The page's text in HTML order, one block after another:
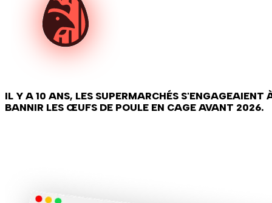
IL Y A 10 ANS, LES SUPERMARCHÉS S'ENGAGEAIENT
BANNIR LES ŒUFS DE POULE EN CAGE AVANT 2026.